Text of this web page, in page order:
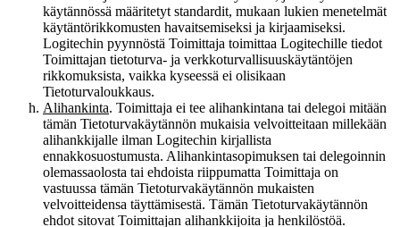
käytännössä määritetyt standardit, mukaan lukien menetelmät
käytäntörikkomusten havaitsemiseksi ja kirjaamiseksi.
Logitechin pyynnöstä Toimittaja toimittaa Logitechille tiedot
Toimittajan tietoturva- ja verkkoturvallisuuskäytäntöjen
rikkomuksista, vaikka kyseessä ei olisikaan
Tietoturvaloukkaus.
Alihankinta. Toimittaja ei tee alihankintana tai delegoi mitään
tämän Tietoturvakäytännön mukaisia velvoitteitaan millekään
alihankkijalle ilman Logitechin kirjallista
ennakkosuostumusta. Alihankintasopimuksen tai delegoinnin
olemassaolosta tai ehdoista riippumatta Toimittaja on
vastuussa tämän Tietoturvakäytännön mukaisten
velvoitteidensa täyttämisestä. Tämän Tietoturvakäytännön
ehdot sitovat Toimittajan alihankkijoita ja henkilöstöä.